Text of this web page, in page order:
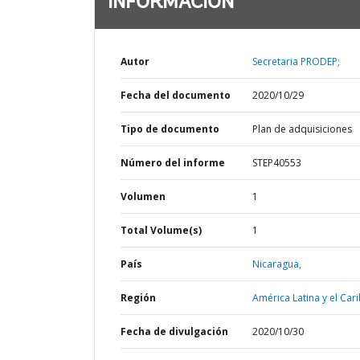
Autor Secretaria PRODEP;
Fecha del documento 2020/10/29
Tipo de documento Plan de adquisiciones
Número del informe STEP40553
Volumen 1
Total Volume(s) 1
País Nicaragua,
Región América Latina y el
Fecha de divulgación 2020/10/30